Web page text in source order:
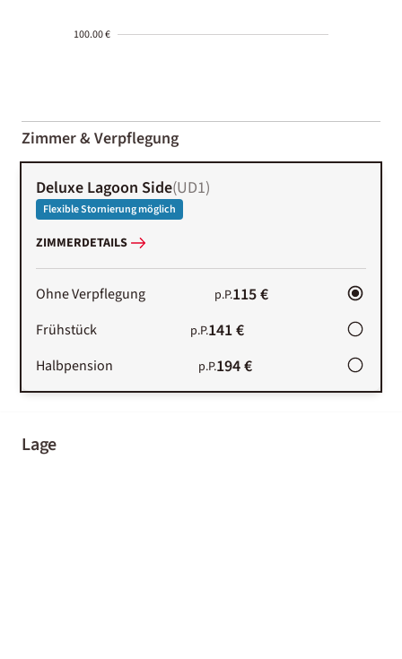
100.00 €
01-02
Zimmer & Verpflegung
Deluxe Lagoon Side(UD1)
Flexible Stornierung möglich
ZIMMERDETAILS
Ohne Verpflegung p.P.115 €
Frühstück p.P.141 €
Halbpension p.P.194 €
Lage